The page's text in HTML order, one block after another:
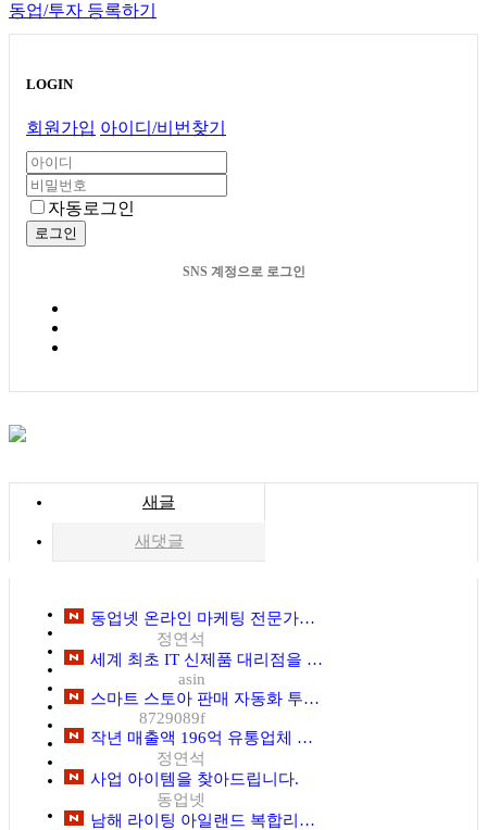
동업/투자 등록하기
LOGIN
회원가입 아이디/비번찾기
자동로그인
로그인
SNS 계정으로 로그인
새글
새댓글
동업넷 온라인 마케팅 전문가및 투자 임원 초빙
정연석
세계 최초 IT 신제품 대리점을 모집합니다. 이미 다른 제품을 취급하고 계시면 진열 부스 확장하면 준비 끝. 가전제품으로 생각하시면 됩니다. (기존 장소에서 대박 내세요)
asin
스마트 스토아 판매 자동화 투자자 초빙
8729089f
작년 매출액 196억 유통업체 투자자 초빙
정연석
사업 아이템을 찾아드립니다.
동업넷
남해 라이팅 아일랜드 복합리조트 개발사업